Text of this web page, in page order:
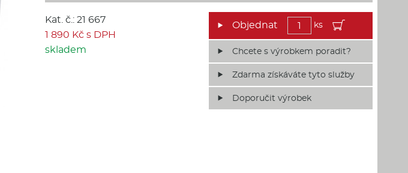
Kat. č.: 21 667
1 890 Kč s DPH
skladem
ks
Chcete s výrobkem poradit?
Zdarma získáváte tyto služby
Doporučit výrobek